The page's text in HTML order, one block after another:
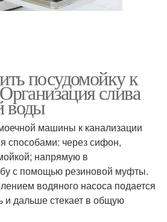
посудомойку к
слива
воды
машины к канализации
способами: через сифон,
напрямую в
с помощью резиновой муфты.
водяного насоса подается
и дальше стекает в общую